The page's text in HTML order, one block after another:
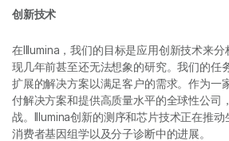
创新技术
在Illumina，我们的目标是应用创新技术来
现几年前甚至还无法想象的研究。我们的任
扩展的解决方案以满足客户的需求。作为一
付解决方案和提供高质量水平的全球性公司
战。Illumina创新的测序和芯片技术正在推
消费者基因组学以及分子诊断中的进展。